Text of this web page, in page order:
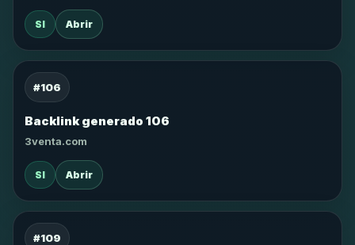
SI Abrir
#106
Backlink generado 106
3venta.com
SI Abrir
#109